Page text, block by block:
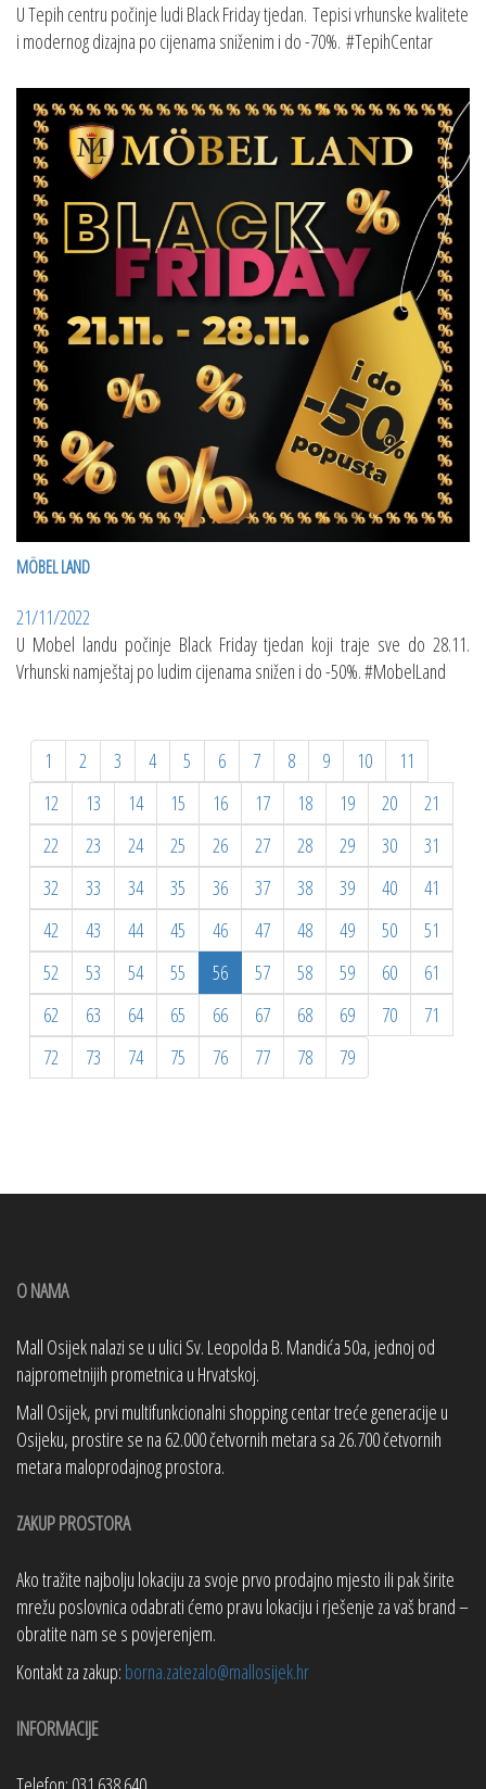
U Tepih centru počinje ludi Black Friday tjedan. Tepisi vrhunske kvalitete
i modernog dizajna po cijenama sniženim i do -70%. #TepihCentar
MÖBEL LAND
21/11/2022
U Mobel landu počinje Black Friday tjedan koji traje sve do 28.11.
Vrhunski namještaj po ludim cijenama snižen i do -50%. #MobelLand
1 2 3 4 5 6 7 8 9 10
11
12
13 14 15 16 17 18 19 20
21
22
23 24 25 26 27 28 29 30
31
32
33 34 35 36 37 38 39 40
41
42
43 44 45 46 47 48 49 50
51
52
53 54 55 56 57 58 59 60
61
62
63 64 65 66 67 68 69 70
71
72
73 74 75 76 77 78 79
O NAMA
Mall Osijek nalazi se u ulici Sv. Leopolda B. Mandića 50a, jednoj od
najprometnijih prometnica u Hrvatskoj.
Mall Osijek, prvi multifunkcionalni shopping centar treće generacije u
Osijeku, prostire se na 62.000 četvornih metara sa 26.700 četvornih
metara maloprodajnog prostora.
ZAKUP PROSTORA
Ako tražite najbolju lokaciju za svoje prvo prodajno mjesto ili pak širite
mrežu poslovnica odabrati ćemo pravu lokaciju i rješenje za vaš brand –
obratite nam se s povjerenjem.
Kontakt za zakup: borna.zatezalo@mallosijek.hr
INFORMACIJE